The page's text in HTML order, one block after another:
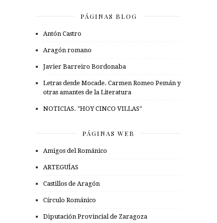
PÁGINAS BLOG
Antón Castro
Aragón romano
Javier Barreiro Bordonaba
Letras desde Mocade. Carmen Romeo Pemán y
otras amantes de la Literatura
NOTICIAS. "HOY CINCO VILLAS"
PÁGINAS WEB
Amigos del Románico
ARTEGUÍAS
Castillos de Aragón
Círculo Románico
Diputación Provincial de Zaragoza